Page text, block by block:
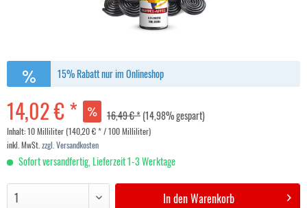
15% Rabatt nur im Onlineshop
14,02 € * 16,49 € *(14,98% gespart)
Inhalt:10 Milliliter (140,20 € * / 100 Milliliter)
inkl. MwSt. zzgl. Versandkosten
Sofort versandfertig, Lieferzeit 1-3 Werktage
In denWarenkorb